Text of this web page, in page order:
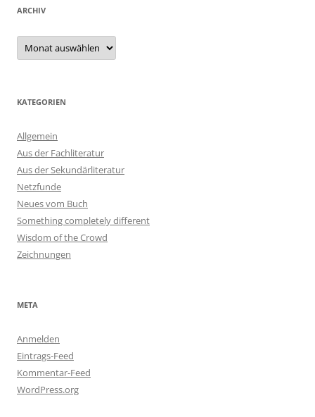
ARCHIV
Archiv
KATEGORIEN
Allgemein
Aus der Fachliteratur
Aus der Sekundärliteratur
Netzfunde
Neues vom Buch
Something completely different
Wisdom of the Crowd
Zeichnungen
META
Anmelden
Eintrags-Feed
Kommentar-Feed
WordPress.org